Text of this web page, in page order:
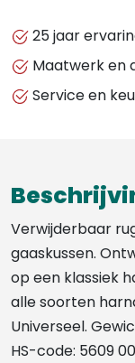
-
RUG
KUSSEN
25 jaar
Maatwerk en
Service en
Verwijderbaar
gaaskussen.
op een klassiek
alle soorten
Universeel.
HS-code: 5609